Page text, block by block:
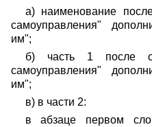
а) наименование
самоуправления"
им";
б) часть 1 после
самоуправления"
им";
в) в части 2:
в абзаце первом